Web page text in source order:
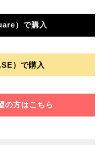
）で購入
）で購入
の方はこちら